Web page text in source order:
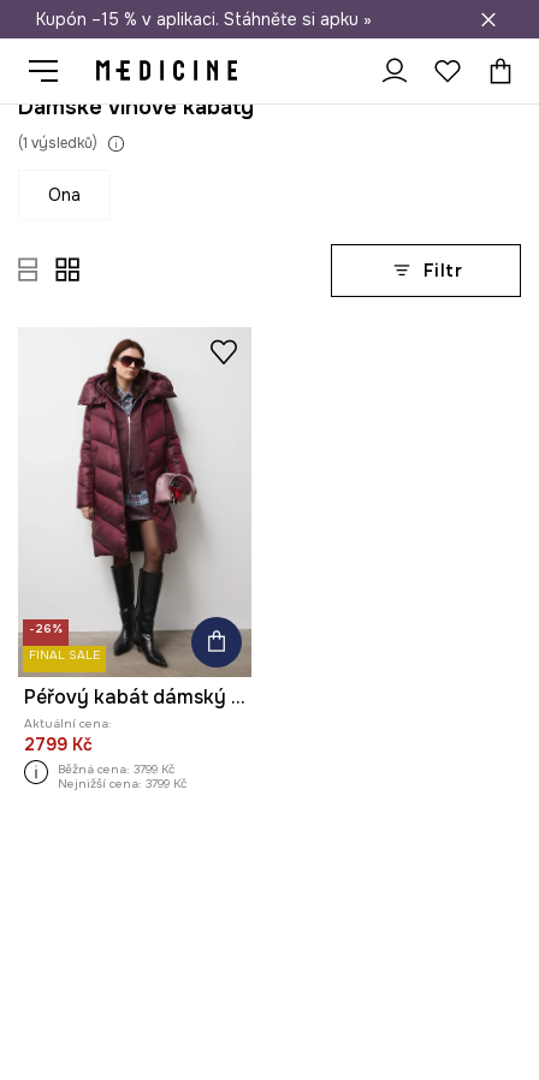
Doprava zdarma při nákupu nad 1 200 Kč
Kupón –15 % v aplikaci. Stáhněte si apku »
Dámské vínové kabáty
(1 výsledků)
ona
Filtr
-26%
FINAL SALE
Péřový kabát dámský s prošíváním
Aktuální cena:
2799 Kč
Běžná cena: 3799 Kč
Nejnižší cena: 3799 Kč